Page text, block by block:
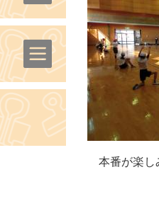
本番が楽し